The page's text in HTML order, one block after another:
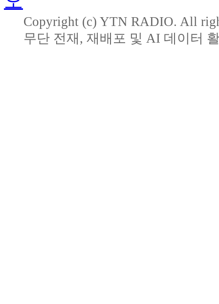
Copyright (c) YTN RADIO. All
무단 전재, 재배포 및 AI 데이터